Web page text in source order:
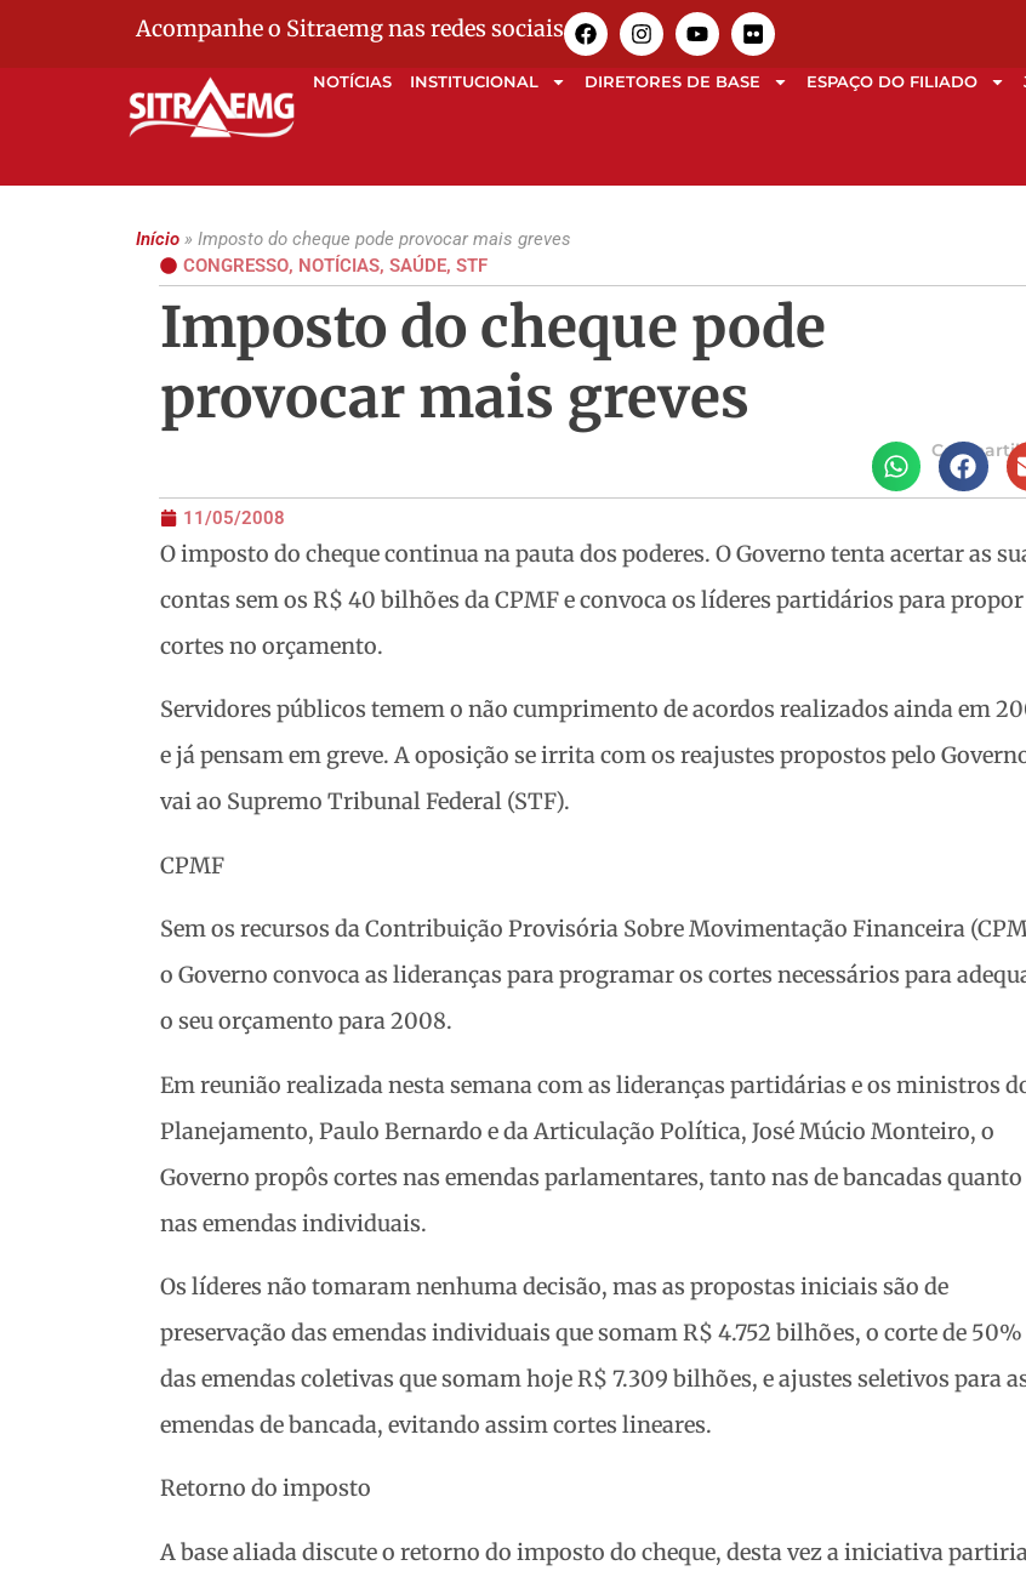
Acompanhe o Sitraemg nas redes sociais
NOTÍCIAS INSTITUCIONAL DIRETORES DE BASE ESPAÇO DO FILIADO
Início » Imposto do cheque pode provocar mais greves
CONGRESSO, NOTÍCIAS, SAÚDE, STF
Imposto do cheque pode
provocar mais greves
11/05/2008
O imposto do cheque continua na pauta dos poderes. O Governo tenta acertar as
contas sem os R$ 40 bilhões da CPMF e convoca os líderes partidários para propor
cortes no orçamento.
Servidores públicos temem o não cumprimento de acordos realizados ainda em
e já pensam em greve. A oposição se irrita com os reajustes propostos pelo
vai ao Supremo Tribunal Federal (STF).
CPMF
Sem os recursos da Contribuição Provisória Sobre Movimentação Financeira
o Governo convoca as lideranças para programar os cortes necessários para
o seu orçamento para 2008.
Em reunião realizada nesta semana com as lideranças partidárias e os ministros
Planejamento, Paulo Bernardo e da Articulação Política, José Múcio Monteiro, o
Governo propôs cortes nas emendas parlamentares, tanto nas de bancadas quanto
nas emendas individuais.
Os líderes não tomaram nenhuma decisão, mas as propostas iniciais são de
preservação das emendas individuais que somam R$ 4.752 bilhões, o corte de 50%
das emendas coletivas que somam hoje R$ 7.309 bilhões, e ajustes seletivos para
emendas de bancada, evitando assim cortes lineares.
Retorno do imposto
A base aliada discute o retorno do imposto do cheque, desta vez a iniciativa